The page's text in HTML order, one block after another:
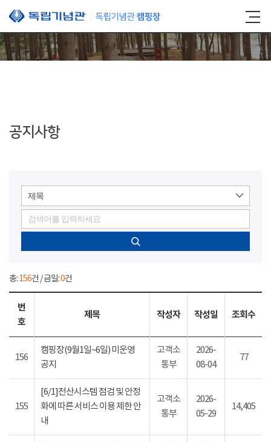
본문 바로가기
공지사항
제목
총:156건 / 금일:0건
번
호
제목 작성자 작성일 조회수
156
캠핑장(9월1일~6일) 미운영
공지
고객소
통부
2026-
08-04
77
155
[6/1]전산시스템 점검 및 안정
화에 따른 서비스 이용 제한 안
내
고객소
통부
2026-
05-29
14,405